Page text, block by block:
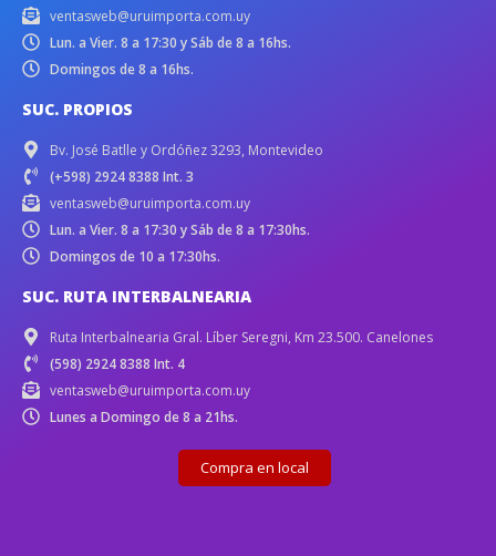
ventasweb@uruimporta.com.uy
Lun. a Vier. 8 a 17:30 y Sáb de 8 a 16hs.
Domingos de 8 a 16hs.
SUC. PROPIOS
Bv. José Batlle y Ordóñez 3293, Montevideo
(+598) 2924 8388 Int. 3
ventasweb@uruimporta.com.uy
Lun. a Vier. 8 a 17:30 y Sáb de 8 a 17:30hs.
Domingos de 10 a 17:30hs.
SUC. RUTA INTERBALNEARIA
Ruta Interbalnearia Gral. Líber Seregni, Km 23.500. Canelones
(598) 2924 8388 Int. 4
ventasweb@uruimporta.com.uy
Lunes a Domingo de 8 a 21hs.
Compra en local